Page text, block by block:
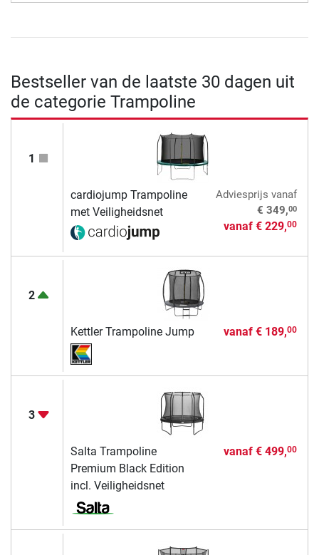
Bestseller van de laatste 30 dagen uit
de categorie Trampoline
1
cardiojump Trampoline
met Veiligheidsnet
Adviesprijs vanaf
€ 349,00
vanaf € 229,00
2
Kettler Trampoline Jump vanaf € 189,00
3
Salta Trampoline
Premium Black Edition
incl. Veiligheidsnet
vanaf € 499,00